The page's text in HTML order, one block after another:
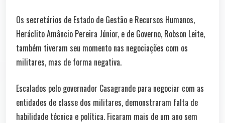
Os secretários de Estado de Gestão e Recursos Humanos,
Heráclito Amâncio Pereira Júnior, e de Governo, Robson Leite,
também tiveram seu momento nas negociações com os
militares, mas de forma negativa.
Escalados pelo governador Casagrande para negociar com as
entidades de classe dos militares, demonstraram falta de
habilidade técnica e política. Ficaram mais de um ano sem